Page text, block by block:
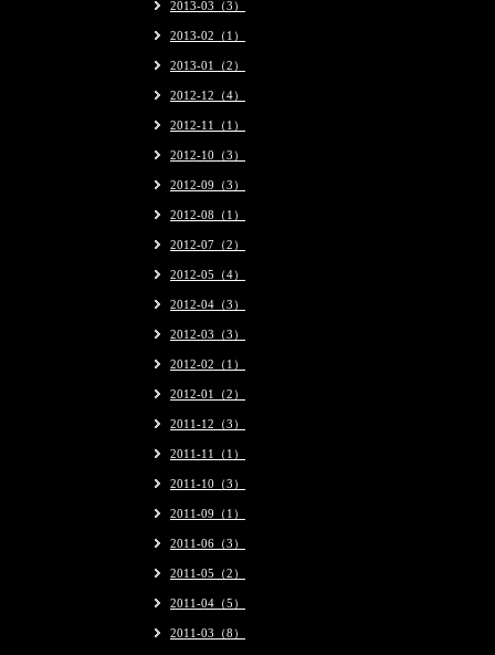
2013-03（3）
2013-02（1）
2013-01（2）
2012-12（4）
2012-11（1）
2012-10（3）
2012-09（3）
2012-08（1）
2012-07（2）
2012-05（4）
2012-04（3）
2012-03（3）
2012-02（1）
2012-01（2）
2011-12（3）
2011-11（1）
2011-10（3）
2011-09（1）
2011-06（3）
2011-05（2）
2011-04（5）
2011-03（8）